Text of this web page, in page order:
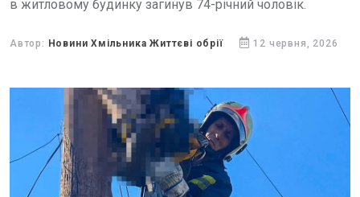
в житловому будинку загинув 74-річний чоловік.
Автор: Новини Хмільника Життєві обрії 12 червня, 2026